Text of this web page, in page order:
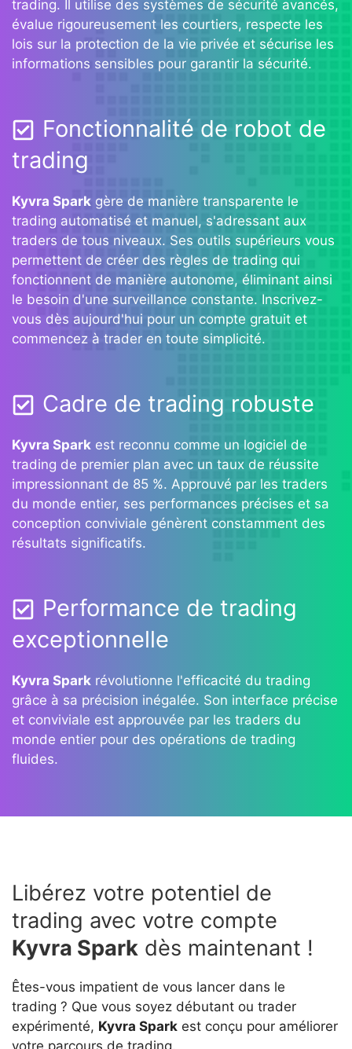
trading. Il utilise des systèmes de sécurité avancés,
évalue rigoureusement les courtiers, respecte les
lois sur la protection de la vie privée et sécurise les
informations sensibles pour garantir la sécurité.
Fonctionnalité de robot de
trading
Kyvra Spark gère de manière transparente le
trading automatisé et manuel, s'adressant aux
traders de tous niveaux. Ses outils supérieurs vous
permettent de créer des règles de trading qui
fonctionnent de manière autonome, éliminant ainsi
le besoin d'une surveillance constante. Inscrivez-
vous dès aujourd'hui pour un compte gratuit et
commencez à trader en toute simplicité.
Cadre de trading robuste
Kyvra Spark est reconnu comme un logiciel de
trading de premier plan avec un taux de réussite
impressionnant de 85 %. Approuvé par les traders
du monde entier, ses performances précises et sa
conception conviviale génèrent constamment des
résultats significatifs.
Performance de trading
exceptionnelle
Kyvra Spark révolutionne l'efficacité du trading
grâce à sa précision inégalée. Son interface précise
et conviviale est approuvée par les traders du
monde entier pour des opérations de trading
fluides.
Libérez votre potentiel de
trading avec votre compte
Kyvra Spark dès maintenant !
Êtes-vous impatient de vous lancer dans le
trading ? Que vous soyez débutant ou trader
expérimenté, Kyvra Spark est conçu pour améliorer
votre parcours de trading.